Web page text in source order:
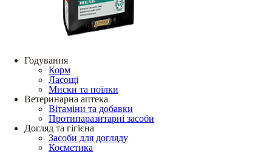
Годування
Корм
Ласощі
Миски та поїлки
Ветеринарна аптека
Вітаміни та добавки
Протипаразитарні засоби
Догляд та гігієна
Засоби для догляду
Косметика